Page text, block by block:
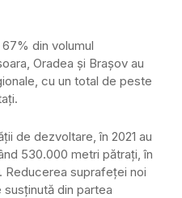
din volumul
Oradea și Brașov au
cu un total de peste
de dezvoltare, în 2021 au
530.000 metri pătrați, în
suprafeței noi
din partea